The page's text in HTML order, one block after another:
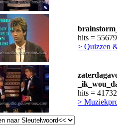
hits = 55679
> Quizzen
hits = 41732
>